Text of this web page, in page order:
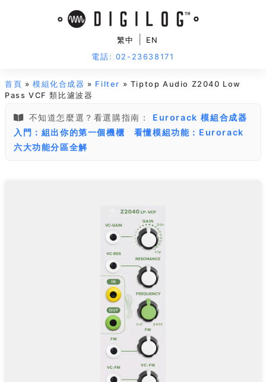
繁中
EN
電話: 02-23638171
首頁 »模組化合成器 » Filter » Tiptop Audio Z2040 Low
Pass VCF 類比濾波器
不知道怎麼選？看選購指南：
Eurorack 模組合成器
入門：組出你的第一個機櫃
看懂模組功能：Eurorack
六大功能分區全解